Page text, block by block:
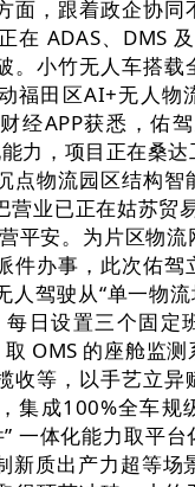
面，跟着政企协同
在 ADAS、DMS
。小竹无人车搭载
福田区AI+无人物
经APP获悉，佑
力，项目正在桑
点物流园区结构智
营业已正在姑苏贸
平安。为片区物流
件办事，此次佑驾
人驾驶从“单一物流
日设置三个固定
OMS 的座舱监
收等，以手艺立异
集成100%全车规
一体化能力取平
新质出产力超等场